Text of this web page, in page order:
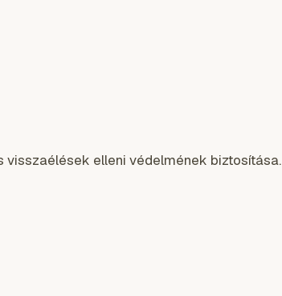
elleni védelmének biztosítása.